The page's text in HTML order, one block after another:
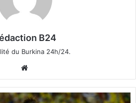
B24
du Burkina 24h/24.
bsi
te